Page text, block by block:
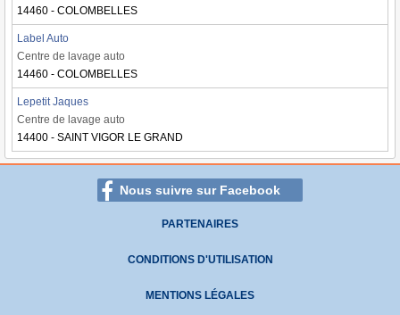
14460 - COLOMBELLES
Label Auto
Centre de lavage auto
14460 - COLOMBELLES
Lepetit Jaques
Centre de lavage auto
14400 - SAINT VIGOR LE GRAND
Nous suivre sur Facebook
PARTENAIRES
CONDITIONS D'UTILISATION
MENTIONS LÉGALES